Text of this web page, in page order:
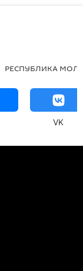
РЕСПУБЛИКА
VK